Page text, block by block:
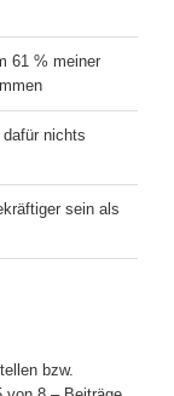
61 % meiner
nichts
sein als
bzw.